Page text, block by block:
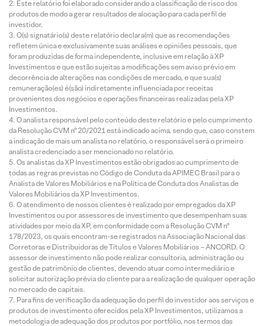
Este relatório foi elaborado considerando a classificação de risco dos
produtos de modo a gerar resultados de alocação para cada perfil de
investidor.
O(s) signatário(s) deste relatório declara(m) que as recomendações
refletem única e exclusivamente suas análises e opiniões pessoais, que
foram produzidas de forma independente, inclusive em relação à XP
Investimentos e que estão sujeitas a modificações sem aviso prévio em
decorrência de alterações nas condições de mercado, e que sua(s)
remuneração(es) é(são) indiretamente influenciada por receitas
provenientes dos negócios e operações financeiras realizadas pela XP
Investimentos.
O analista responsável pelo conteúdo deste relatório e pelo cumprimento
da Resolução CVM nº 20/2021 está indicado acima, sendo que, caso constem
a indicação de mais um analista no relatório, o responsável será o primeiro
analista credenciado a ser mencionado no relatório.
Os analistas da XP Investimentos estão obrigados ao cumprimento de
todas as regras previstas no Código de Conduta da APIMEC Brasil para o
Analista de Valores Mobiliários e na Política de Conduta dos Analistas de
Valores Mobiliários da XP Investimentos.
O atendimento de nossos clientes é realizado por empregados da XP
Investimentos ou por assessores de investimento que desempenham suas
atividades por meio da XP, em conformidade com a Resolução CVM nº
178/2023, os quais encontram-se registrados na Associação Nacional das
Corretoras e Distribuidoras de Títulos e Valores Mobiliários – ANCORD. O
assessor de investimento não pode realizar consultoria, administração ou
gestão de patrimônio de clientes, devendo atuar como intermediário e
solicitar autorização prévia do cliente para a realização de qualquer operação
no mercado de capitais.
Para fins de verificação da adequação do perfil do investidor aos serviços e
produtos de investimento oferecidos pela XP Investimentos, utilizamos a
metodologia de adequação dos produtos por portfólio, nos termos das